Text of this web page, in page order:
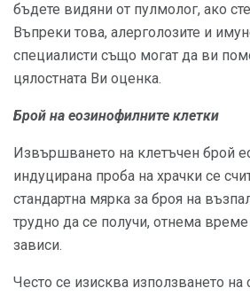
бъдете видяни от пулмолог, ако
Въпреки това, алерголозите и
специалисти също могат да ви
цялостната Ви оценка.
Брой на еозинофилните клетки
Извършването на клетъчен брой
индуцирана проба на храчки се
стандартна мярка за броя на
трудно да се получи, отнема
зависи.
Често се изисква използването на